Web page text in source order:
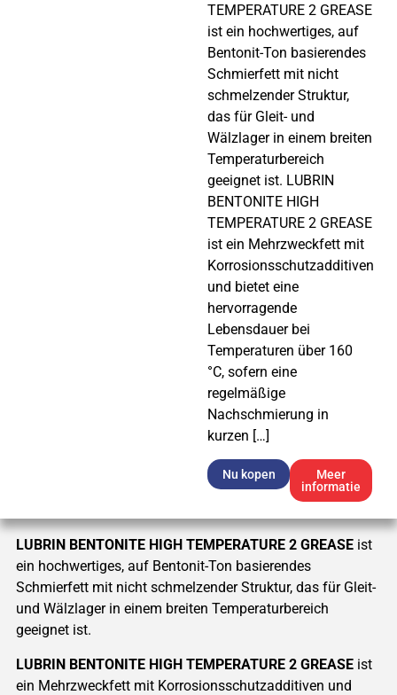
TEMPERATURE 2 GREASE
ist ein hochwertiges, auf
Bentonit-Ton basierendes
Schmierfett mit nicht
schmelzender Struktur,
das für Gleit- und
Wälzlager in einem breiten
Temperaturbereich
geeignet ist. LUBRIN
BENTONITE HIGH
TEMPERATURE 2 GREASE
ist ein Mehrzweckfett mit
Korrosionsschutzadditiven
und bietet eine
hervorragende
Lebensdauer bei
Temperaturen über 160
°C, sofern eine
regelmäßige
Nachschmierung in
kurzen […]
Nu kopen
Meer
informatie
LUBRIN BENTONITE HIGH TEMPERATURE 2 GREASEist
ein hochwertiges, auf Bentonit-Ton basierendes
Schmierfett mit nicht schmelzender Struktur, das für Gleit-
und Wälzlager in einem breiten Temperaturbereich
geeignet ist.
LUBRIN BENTONITE HIGH TEMPERATURE 2 GREASEist
ein Mehrzweckfett mit Korrosionsschutzadditiven und